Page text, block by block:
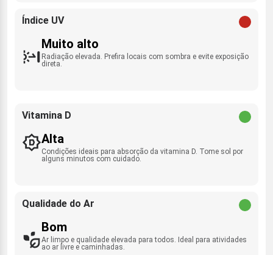
Índice UV
Muito alto
Radiação elevada. Prefira locais com sombra e evite exposição
direta.
Vitamina D
Alta
Condições ideais para absorção da vitamina D. Tome sol por
alguns minutos com cuidado.
Qualidade do Ar
Bom
Ar limpo e qualidade elevada para todos. Ideal para atividades
ao ar livre e caminhadas.